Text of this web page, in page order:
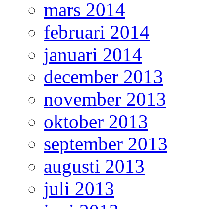
mars 2014
februari 2014
januari 2014
december 2013
november 2013
oktober 2013
september 2013
augusti 2013
juli 2013